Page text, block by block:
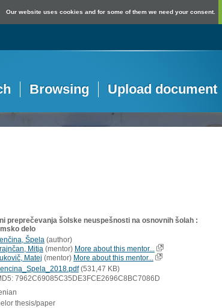
Our website uses cookies and for some of them we need your consent.
Browsing Upload document
preprečevanja šolske neuspešnosti na osnovnih šolah :
delo
Špela (author)
Mitja (mentor) More about this mentor...
Matej (mentor) More about this mentor...
(531,47 KB)
7962C69085C35DE3FCE2696C8BC7086D
thesis/paper